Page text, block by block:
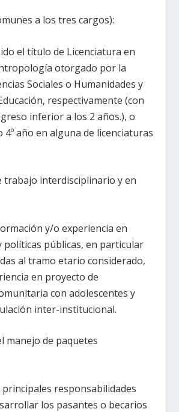
a los tres cargos):
el título de Licenciatura en
otorgado por la
Sociales o Humanidades y
respectivamente (con
inferior a los 2 años.), o
4º año en alguna de licenciaturas
trabajo interdisciplinario y en
y/o experiencia en
políticas públicas, en particular
al tramo etario considerado,
en proyecto de
con adolescentes y
inter-institucional.
manejo de paquetes
principales responsabilidades
los pasantes o becarios